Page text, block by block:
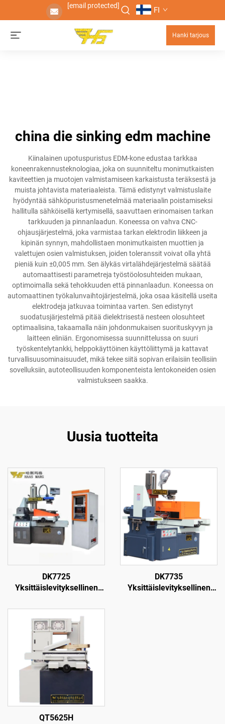
[email protected] FI
Hanki tarjous
china die sinking edm machine
Kiinalainen upotuspuristus EDM-kone edustaa tarkkaa
koneenrakennusteknologiaa, joka on suunniteltu monimutkaisten
kaviteettien ja muotojen valmistamiseen karkaistusta teräksestä ja
muista johtavista materiaaleista. Tämä edistynyt valmistuslaite
hyödyntää sähköpuristusmenetelmää materiaalin poistamiseksi
hallitulla sähköisellä kertymisellä, saavuttaen erinomaisen tarkan
tarkkuuden ja pinnanlaadun. Koneessa on vahva CNC-
ohjausjärjestelmä, joka varmistaa tarkan elektrodin liikkeen ja
kipinän synnyn, mahdollistaen monimutkaisten muottien ja
valettujen osien valmistuksen, joiden toleranssit voivat olla yhtä
pieniä kuin ±0,005 mm. Sen älykäs virtalähdejärjestelmä säätää
automaattisesti parametreja työstöolosuhteiden mukaan,
optimoimalla sekä tehokkuuden että pinnanlaadun. Koneessa on
automaattinen työkalunvaihtojärjestelmä, joka osaa käsitellä useita
elektrodeja jatkuvaa toimintaa varten. Sen edistynyt
suodatusjärjestelmä pitää dielektrisestä nesteen olosuhteet
optimaalisina, takaamalla näin johdonmukaisen suorituskyvyn ja
laitteen eliniän. Ergonomisessa suunnittelussa on suuri
työskentelytankki, helppokäyttöinen käyttöliittymä ja kattavat
turvallisuusominaisuudet, mikä tekee siitä sopivan erilaisiin teollisiin
sovelluksiin, autoteollisuuden komponenteista lentokoneiden osien
valmistukseen saakka.
Uusia tuotteita
DK7725
Yksittäislevityksellinen
DK7735
Yksittäislevityksellinen
QT5625H